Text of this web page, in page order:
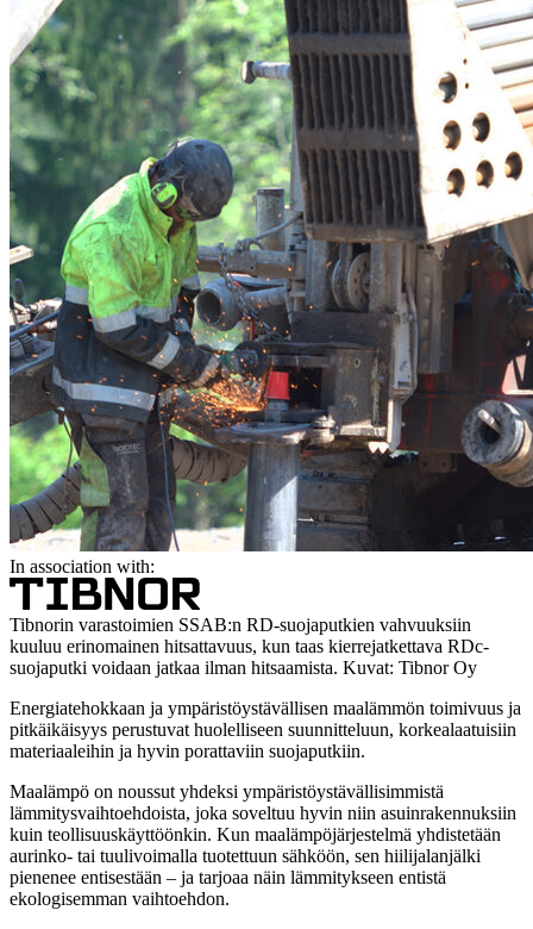
In association with:
Tibnorin varastoimien SSAB:n RD-suojaputkien vahvuuksiin
kuuluu erinomainen hitsattavuus, kun taas kierrejatkettava RDc-
suojaputki voidaan jatkaa ilman hitsaamista. Kuvat: Tibnor Oy
Energiatehokkaan ja ympäristöystävällisen maalämmön toimivuus ja
pitkäikäisyys perustuvat huolelliseen suunnitteluun, korkealaatuisiin
materiaaleihin ja hyvin porattaviin suojaputkiin.
Maalämpö on noussut yhdeksi ympäristöystävällisimmistä
lämmitysvaihtoehdoista, joka soveltuu hyvin niin asuinrakennuksiin
kuin teollisuuskäyttöönkin. Kun maalämpöjärjestelmä yhdistetään
aurinko- tai tuulivoimalla tuotettuun sähköön, sen hiilijalanjälki
pienenee entisestään – ja tarjoaa näin lämmitykseen entistä
ekologisemman vaihtoehdon.